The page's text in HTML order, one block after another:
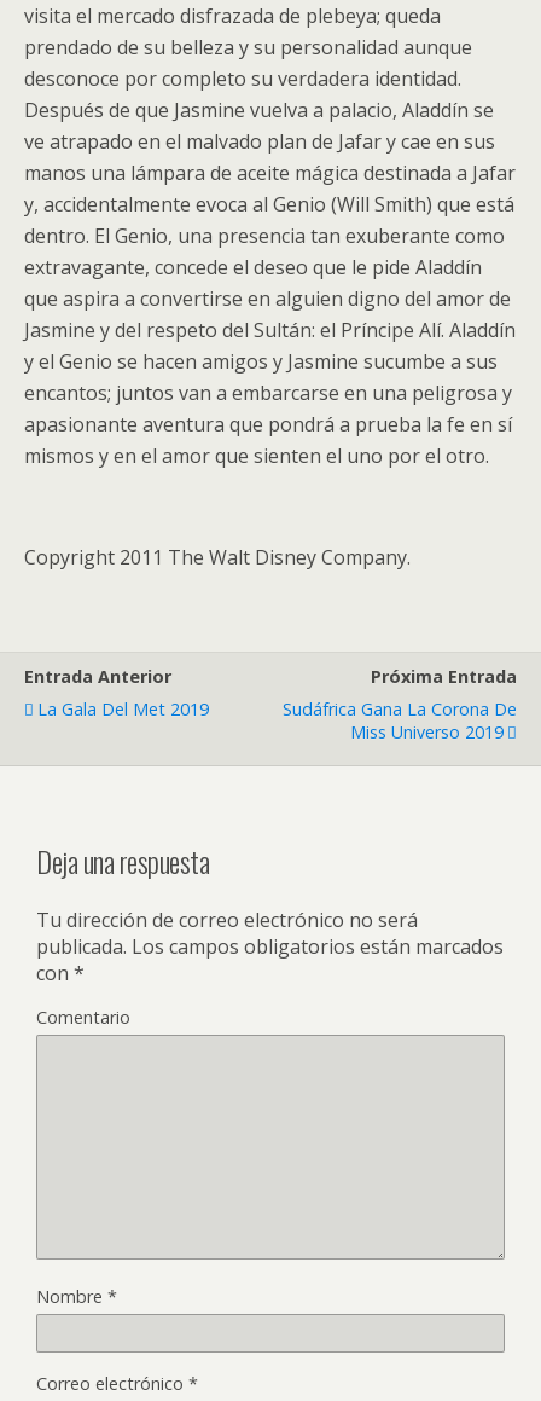
visita el mercado disfrazada de plebeya; queda
prendado de su belleza y su personalidad aunque
desconoce por completo su verdadera identidad.
Después de que Jasmine vuelva a palacio, Aladdín se
ve atrapado en el malvado plan de Jafar y cae en sus
manos una lámpara de aceite mágica destinada a Jafar
y, accidentalmente evoca al Genio (Will Smith) que está
dentro. El Genio, una presencia tan exuberante como
extravagante, concede el deseo que le pide Aladdín
que aspira a convertirse en alguien digno del amor de
Jasmine y del respeto del Sultán: el Príncipe Alí. Aladdín
y el Genio se hacen amigos y Jasmine sucumbe a sus
encantos; juntos van a embarcarse en una peligrosa y
apasionante aventura que pondrá a prueba la fe en sí
mismos y en el amor que sienten el uno por el otro.
Copyright 2011 The Walt Disney Company.
Entrada Anterior
La Gala Del Met 2019
Próxima Entrada
Sudáfrica Gana La Corona De
Miss Universo 2019
Deja una respuesta
Tu dirección de correo electrónico no será
publicada. Los campos obligatorios están marcados
con *
Comentario
Nombre *
Correo electrónico *